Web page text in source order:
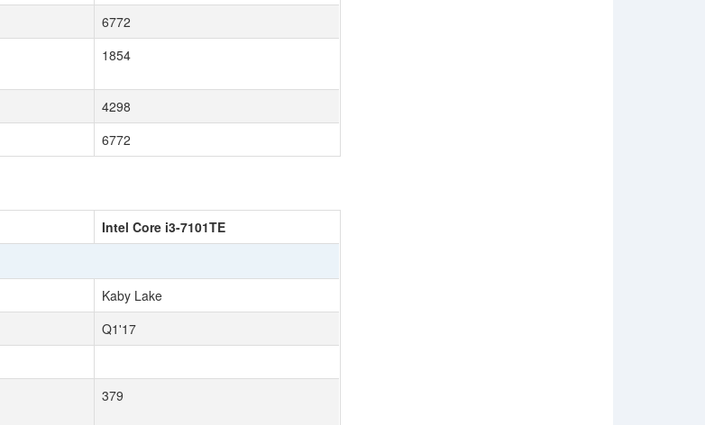
6772
1854
4298
6772
Intel Core i3-7101TE
Kaby Lake
Q1'17
379